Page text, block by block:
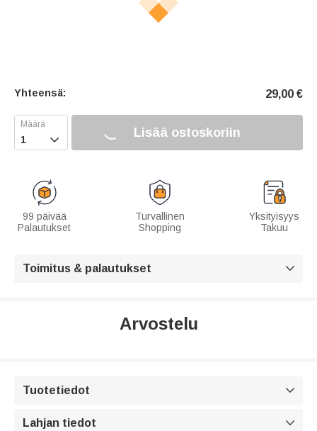
Yhteensä: 29,00 €
 Lisää ostoskoriin
99 päivää
Palautukset
Turvallinen
Shopping
Yksityisyys
Takuu
Toimitus & palautukset 
Arvostelu
Tuotetiedot 
Lahjan tiedot 